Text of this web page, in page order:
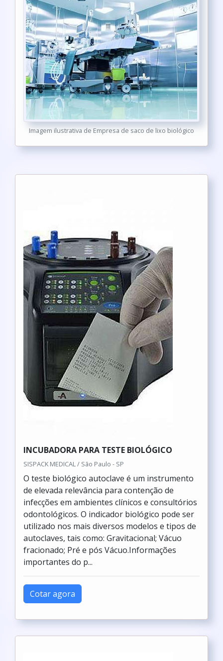
Imagem ilustrativa de Empresa de saco de lixo biológico
INCUBADORA PARA TESTE BIOLÓGICO
SISPACK MEDICAL / São Paulo - SP
O teste biológico autoclave é um instrumento
de elevada relevância para contenção de
infecções em ambientes clínicos e consultórios
odontológicos. O indicador biológico pode ser
utilizado nos mais diversos modelos e tipos de
autoclaves, tais como: Gravitacional; Vácuo
fracionado; Pré e pós Vácuo.Informações
importantes do p...
Cotar agora